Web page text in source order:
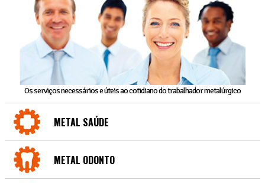
Os serviços necessários e úteis ao cotidiano do trabalhador metalúrgico
METAL SAÚDE
METAL ODONTO